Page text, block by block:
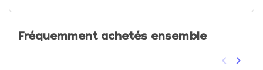
Fréquemment achetés ensemble
Précédent
keyboard_arrow_left keyboard_arrow_right